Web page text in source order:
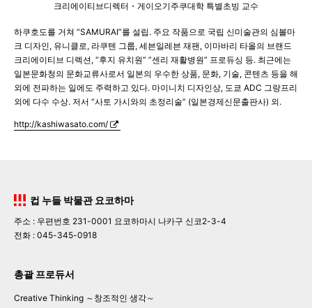
크리에이티브디렉터・게이오기주쿠대학 특별초빙 교수
하쿠호도를 거쳐 “SAMURAI”를 설립. 주요 작품으로 국립 신미술관의 심볼마
크 디자인, 유니클로, 라쿠텐 그룹, 세븐일레븐 재팬, 이마바리 타올의 브랜드
크리에이티브 디렉션, “후지 유치원” ”센리 재활병원” 프로듀싱 등. 최근에는
일본문화청의 문화교류사로서 일본의 우수한 상품, 문화, 기술, 콘텐츠 등을 해
외에 전파하는 일에도 주력하고 있다. 마이니치 디자인상, 도쿄 ADC 그랑프리
외에 다수 수상. 저서 “사토 가시와의 초정리술” (일본경제신문출판사) 외.
http://kashiwasato.com/
컵 누들 박물관 요코하마
주소 : 우편번호 231-0001 요코하마시 나카구 신코2-3-4
전화 : 045-345-0918
총괄 프로듀서
Creative Thinking ～창조적인 생각～